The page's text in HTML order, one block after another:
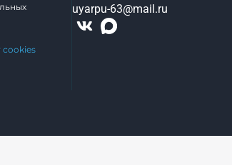
cookies
uyarpu-63@mail.ru